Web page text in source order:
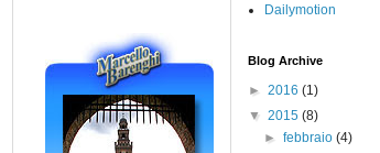
Dailymotion
Blog Archive
► 2016 (1)
▼ 2015 (8)
►febbraio(4)